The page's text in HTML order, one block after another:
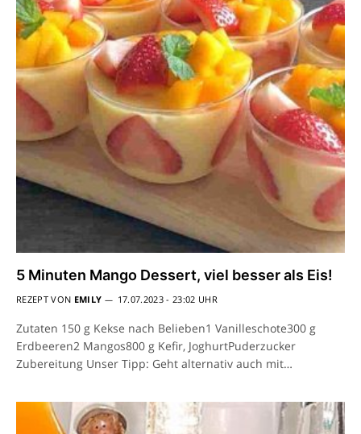
5 Minuten Mango Dessert, viel besser als Eis!
REZEPT VON EMILY 17.07.2023 - 23:02 UHR
Zutaten 150 g Kekse nach Belieben1 Vanilleschote300 g
Erdbeeren2 Mangos800 g Kefir, JoghurtPuderzucker
Zubereitung Unser Tipp: Geht alternativ auch mit…